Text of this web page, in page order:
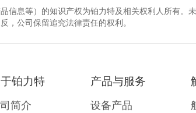
信息等）的知识产权为铂力特及相关权利人所有
，公司保留追究法律责任的权利。
铂力特
简介
产品与服务
设备产品